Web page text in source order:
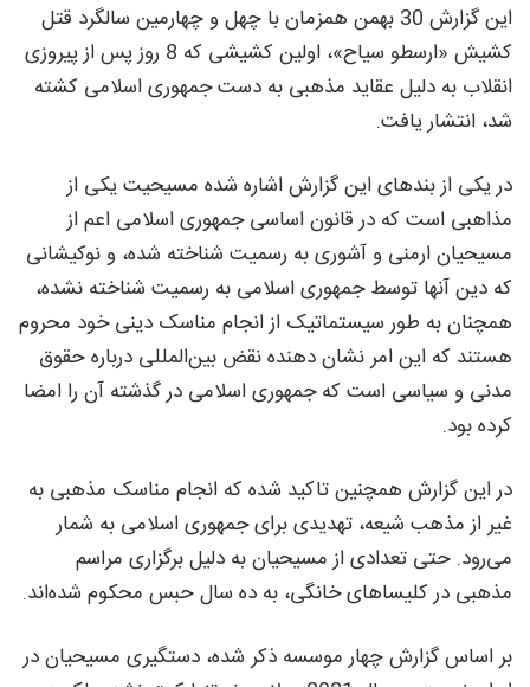
این گزارش 30 بهمن همزمان با چهل و چهارمین سالگرد قتل
کشیش «ارسطو سیاح»، اولین کشیشی که 8 روز پس از پیروزی
انقلاب به دلیل عقاید مذهبی به دست جمهوری اسلامی کشته
شد، انتشار یافت.
در یکی از بندهای این گزارش اشاره شده مسیحیت یکی از
مذاهبی است که در قانون اساسی جمهوری اسلامی اعم از
مسیحیان ارمنی و آشوری به رسمیت شناخته شده، و نوکیشانی
که دین آنها توسط جمهوری اسلامی به رسمیت شناخته نشده،
همچنان به طور سیستماتیک از انجام مناسک دینی خود محروم
هستند که این امر نشان دهنده نقض بین‌المللی درباره حقوق
مدنی و سیاسی است که جمهوری اسلامی در گذشته آن را امضا
کرده بود.
در این گزارش همچنین تاکید شده که انجام مناسک مذهبی به
غیر از مذهب شیعه، تهدیدی برای جمهوری اسلامی به شمار
می‌رود. حتی تعدادی از مسیحیان به دلیل برگزاری مراسم
مذهبی در کلیساهای خانگی، به ده سال حبس محکوم شده‌اند.
بر اساس گزارش چهار موسسه ذکر شده، دستگیری مسیحیان در